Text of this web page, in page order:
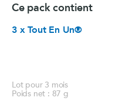
Ce pack contient
3 x Tout En Un®
Lot pour 3 mois
Poids net : 87 g